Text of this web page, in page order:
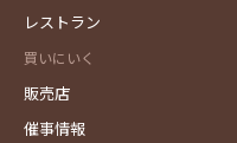
レストラン
買いにいく
販売店
催事情報